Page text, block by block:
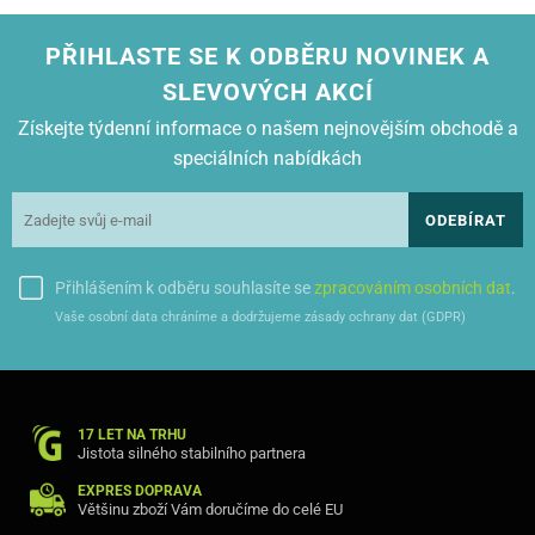
CANON-FAX L 350
CANON-FAX L 3500 IF
CANON-FAX L 360
CANON-FAX L 60
CANON-FAX L 95 IN
CANON-FAXPHONE L 75
CANON-FAXPHONE L 80
CANON-LASER CLASS 1060 P
CANON-LASER CLASS 2050
CANON-LASER CLASS 4500
CANON-LASER CLASS 6000
CANON-MULTIPASS L 6000
CANON-MULTIPASS L 90
PŘIHLASTE SE K ODBĚRU NOVINEK A
SLEVOVÝCH AKCÍ
Získejte týdenní informace o našem nejnovějším obchodě a
speciálních nabídkách
ODEBÍRAT
Přihlášením k odběru souhlasíte sezpracováním osobních dat.
Vaše osobní data chráníme a dodržujeme zásady ochrany dat (GDPR)
17 LET NA TRHU
Jistota silného stabilního partnera
EXPRES DOPRAVA
Většinu zboží Vám doručíme do celé EU